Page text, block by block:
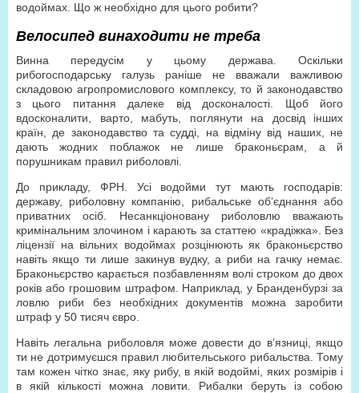
водоймах. Що ж необхідно для цього робити?
Велосипед винаходити не треба
Винна передусім у цьому держава. Оскільки
рибогосподарську галузь раніше не вважали важливою
складовою агропромислового комплексу, то й законодавство
з цього питання далеке від досконалості. Щоб його
вдосконалити, варто, мабуть, поглянути на досвід інших
країн, де законодавство та судді, на відміну від наших, не
дають жодних поблажок не лише браконьєрам, а й
порушникам правил риболовлі.
До прикладу, ФРН. Усі водойми тут мають господарів:
державу, риболовну компанію, рибальське об’єднання або
приватних осіб. Несанкціоновану риболовлю вважають
кримінальним злочином і карають за статтею «крадіжка». Без
ліцензії на вільних водоймах розцінюють як браконьєрство
навіть якщо ти лише закинув вудку, а риби на гачку немає.
Браконьєрство карається позбавленням волі строком до двох
років або грошовим штрафом. Наприклад, у Бранденбурзі за
ловлю риби без необхідних документів можна заробити
штраф у 50 тисяч євро.
Навіть легальна риболовля може довести до в’язниці, якщо
ти не дотримуєшся правил любительського рибальства. Тому
там кожен чітко знає, яку рибу, в якій водоймі, яких розмірів і
в якій кількості можна ловити. Рибалки беруть із собою